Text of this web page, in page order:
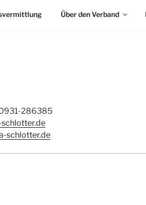
Über den Verband
0931-286385
schlotter.de